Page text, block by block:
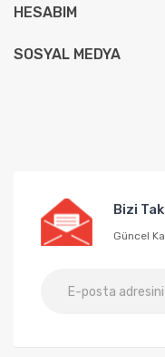
HESABIM
SOSYAL MEDYA
Bizi
Güncel